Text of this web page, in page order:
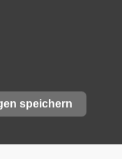
speichern